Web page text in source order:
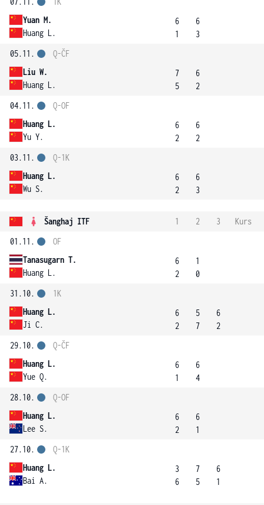
Yuan M.
Huang L.
6
1
6
3
05.11.
Liu W.
Huang L.
Q-ČF
7
5
6
2
04.11.
Huang L.
Yu Y.
Q-OF
6
2
6
2
03.11.
Huang L.
Wu S.
Q-1K
6
2
6
3
Šanghaj ITF 1 2 3
Kurs
01.11.
Tanasugarn T.
Huang L.
OF
6
2
1
0
31.10.
Huang L.
Ji C.
1K
6
2
5
7
6
2
29.10.
Huang L.
Yue Q.
Q-ČF
6
1
6
4
28.10.
Huang L.
Lee S.
Q-OF
6
2
6
1
27.10.
Huang L.
Bai A.
Q-1K
3
6
7
5
6
1